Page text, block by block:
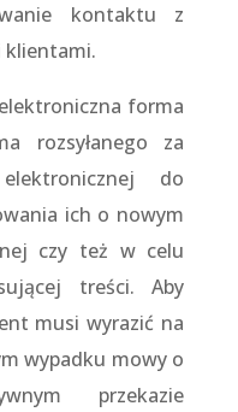
kontaktu z
klientami.
forma
rozsyłanego za
do
ich o nowym
czy też w celu
treści. Aby
musi wyrazić na
wypadku mowy o
przekazie